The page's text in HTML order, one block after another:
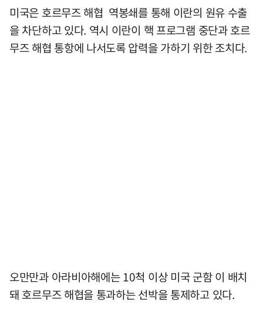
미국은 호르무즈 해협 역봉쇄를 통해 이란의 원유 수출
을 차단하고 있다. 역시 이란이 핵 프로그램 중단과 호르
무즈 해협 통항에 나서도록 압력을 가하기 위한 조치다.
오만만과 아라비아해에는 10척 이상 미국 군함 이 배치
돼 호르무즈 해협을 통과하는 선박을 통제하고 있다.